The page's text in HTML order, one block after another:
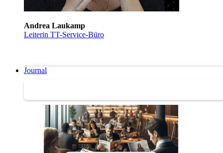
Andrea Laukamp
Leiterin TT-Service-Büro
Journal